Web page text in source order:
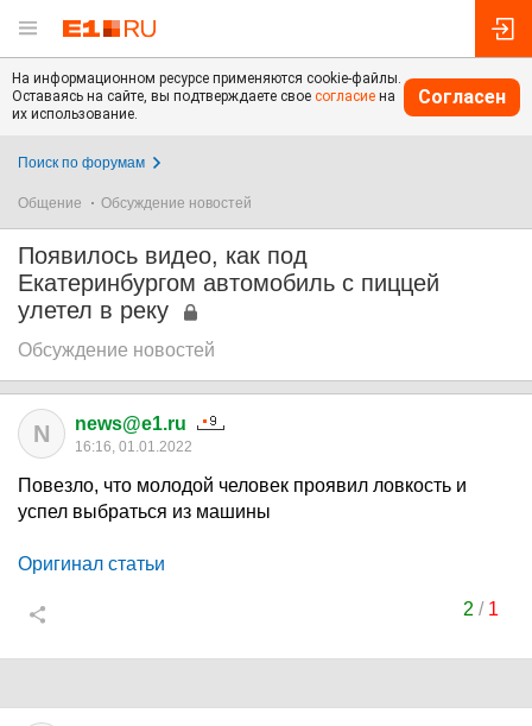
На информационном ресурсе применяются cookie-файлы.
Оставаясь на сайте, вы подтверждаете свое согласие на
их использование.
Согласен
Поиск по форумам
Общение Обсуждение новостей
Появилось видео, как под
Екатеринбургом автомобиль с пиццей
улетел в реку
Обсуждение новостей
N news@e1.ru
16:16, 01.01.2022
Повезло, что молодой человек проявил ловкость и
успел выбраться из машины
Оригинал статьи
2 / 1